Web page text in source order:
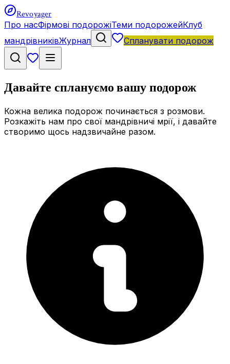
Revoyager
Про насФірмові подорожіТеми подорожейКлуб
мандрівниківЖурнал Спланувати подорож
Давайте сплануємо вашу подорож
Кожна велика подорож починається з розмови.
Розкажіть нам про свої мандрівничі мрії, і давайте
створимо щось надзвичайне разом.